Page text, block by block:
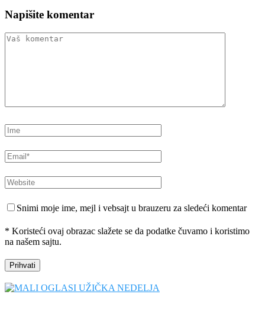
Napišite komentar
Snimi moje ime, mejl i vebsajt u brauzeru za sledeći komentar
* Koristeći ovaj obrazac slažete se da podatke čuvamo i koristimo
na našem sajtu.